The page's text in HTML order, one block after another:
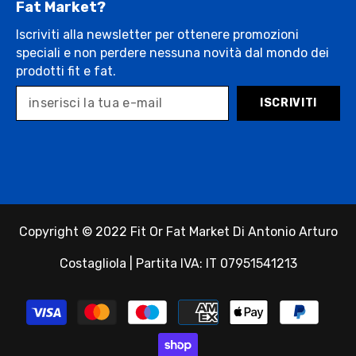
Fat Market?
Iscriviti alla newsletter per ottenere promozioni
speciali e non perdere nessuna novità dal mondo dei
prodotti fit e fat.
ISCRIVITI
Copyright © 2022 Fit Or Fat Market Di Antonio Arturo
Costagliola | Partita IVA: IT 07951541213
Payment
methods